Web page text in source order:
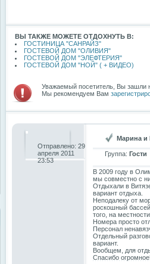
ВЫ ТАКЖЕ МОЖЕТЕ ОТДОХНУТЬ В:
ГОСТИНИЦА "САНРАЙЗ"
ГОСТЕВОЙ ДОМ "ОЛИВИЯ"
ГОСТЕВОЙ ДОМ "ЭЛЕФТЕРИЯ"
ГОСТЕВОЙ ДОМ "НОЙ" ( + ВИДЕО)
Уважаемый посетитель, Вы зашли
Мы рекомендуем Вам
Отправлено: 29
апреля 2011
23:53
Марина и
Группа: Гости
В 2009 году в
мы совместно с
Отдыхали в
вариант отдыха.
Неподалеку от
роскошный
того, на
Номера просто
Персонал
Отдельный
вариант.
Вообщем, для
Спасибо